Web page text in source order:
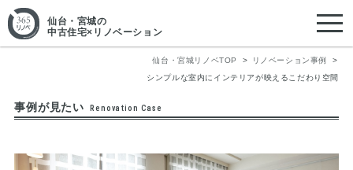
仙台・宮城の
中古住宅×リノベーション
仙台・宮城リノベTOP
リノベーション事例
シンプルな室内にインテリアが映えるこだわり空間
事例が見たい Renovation Case